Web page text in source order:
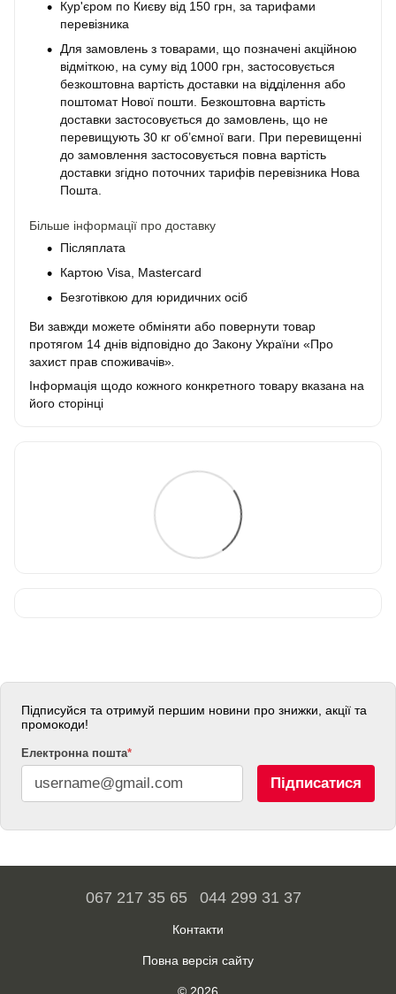
Кур'єром по Києву від 150 грн, за тарифами
перевізника
Для замовлень з товарами, що позначені акційною
відміткою, на суму від 1000 грн, застосовується
безкоштовна вартість доставки на відділення або
поштомат Нової пошти. Безкоштовна вартість
доставки застосовується до замовлень, що не
перевищують 30 кг об’ємної ваги. При перевищенні
до замовлення застосовується повна вартість
доставки згідно поточних тарифів перевізника Нова
Пошта.
Більше інформації про доставку
Післяплата
Картою Visa, Mastercard
Безготівкою для юридичних осіб
Ви завжди можете обміняти або повернути товар
протягом 14 днів відповідно до Закону України «Про
захист прав споживачів»
Інформація щодо кожного конкретного товару вказана на
його сторінці
Підписуйся та отримуй першим новини про знижки, акції та
промокоди!
Електронна пошта*
Підписатися
067 217 35 65 044 299 31 37
Контакти
Повна версія сайту